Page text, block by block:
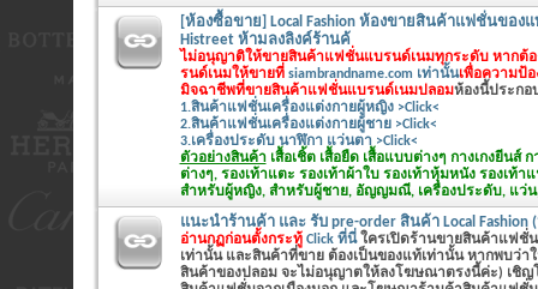
[ห้องซื้อขาย] Local Fashion ห้องขายสินค้าแฟชั่นของแ
Histreet ห้ามลงลิงค์ร้านค้
ไม่อนุญาติให้ขายสินค้าแฟชั่นแบรนด์เนมทุกระดับ หากต้
รนด์เนมให้ขายที่ siambrandname.com เท่านั้นเพื่อความป้อ
มิจฉาชีพที่ขายสินค้าแฟชั่นแบรนด์เนมปลอมห้องนี้ประกอ
1.สินค้าแฟชั่นเครื่องแต่งกายผู้หญิง >Click<
2.สินค้าแฟชั่นเครื่องแต่งกายผู้ชาย >Click<
3.เครื่องประดับ นาฬิกา แว่นตา >Click<
ตัวอย่างสินค้าเสื้อเชิ้ต เสื้อยืด เสื้อแบบต่างๆ กางเกงยีนส์ ก
ต่างๆ, รองเท้าแตะ รองเท้าผ้าใบ รองเท้าหุ้มหนัง รองเท้
สำหรับผู้หญิง, สำหรับผู้ชาย, อัญญมณี, เครื่องประดับ, แว่
แนะนำร้านค้า และ รับ pre-order สินค้า Local
อ่านกฏก่อนตั้งกระทู้ Click ที่นี่ ใครเปิดร้านขายสินค้าแฟชั่
เท่านั้น และสินค้าที่ขาย ต้องเป็นของแท้เท่านั้น หากพบว่า
สินค้าของปลอม จะไม่อนุญาตให้ลงโฆษณาตรงนี้ค่ะ) เชิญ